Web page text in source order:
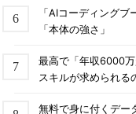
「AIコーディング
「本体の強さ」
最高で「年収6000
スキルが求められる
無料で身に付くデ